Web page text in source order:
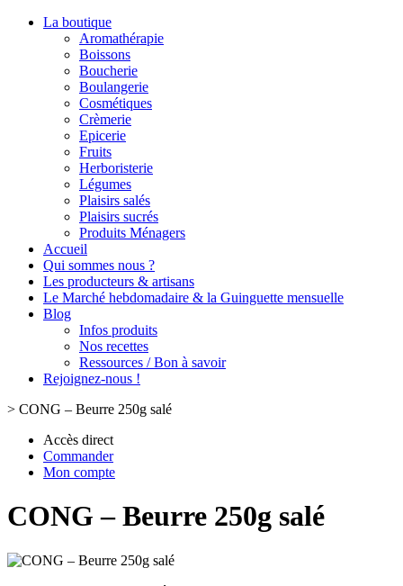
La boutique
Aromathérapie
Boissons
Boucherie
Boulangerie
Cosmétiques
Crèmerie
Epicerie
Fruits
Herboristerie
Légumes
Plaisirs salés
Plaisirs sucrés
Produits Ménagers
Accueil
Qui sommes nous ?
Les producteurs & artisans
Le Marché hebdomadaire & la Guinguette mensuelle
Blog
Infos produits
Nos recettes
Ressources / Bon à savoir
Rejoignez-nous !
> CONG – Beurre 250g salé
Accès direct
Commander
Mon compte
CONG – Beurre 250g salé